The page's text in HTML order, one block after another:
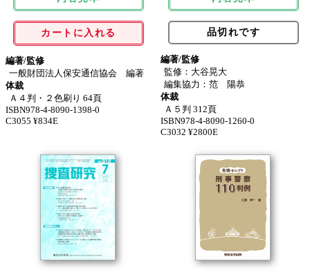
カートに入れる
編著/監修
一般財団法人保安通信協会 編著
体裁
Ａ４判・２色刷り 64頁
ISBN978-4-8090-1398-0
C3055 ¥834E
品切れです
編著/監修
監修：大谷晃大
編集協力：范 陽恭
体裁
Ａ５判 312頁
ISBN978-4-8090-1260-0
C3032 ¥2800E